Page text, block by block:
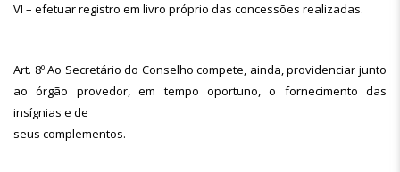
VI – efetuar registro em livro próprio das concessões realizadas.
Art. 8º Ao Secretário do Conselho compete, ainda, providenciar junto
ao órgão provedor, em tempo oportuno, o fornecimento das
insígnias e de
seus complementos.